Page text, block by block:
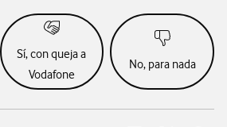
Sí, con queja a
Vodafone
No, para nada